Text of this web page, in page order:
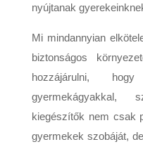
nyújtanak
Mi mindannyian
biztonságos
hozzájárulni,
gyermekágyakkal,
kiegészítők nem csak
gyermekek szobáját,